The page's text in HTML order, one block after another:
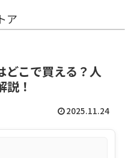
ア
どこで買える？人
！
2025.11.24